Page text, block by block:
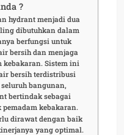
?
hydrant menjadi dua
dibutuhkan dalam
berfungsi untuk
bersih dan menjaga
kebakaran. Sistem ini
bersih terdistribusi
bangunan,
bertindak sebagai
kebakaran.
dirawat dengan baik
yang optimal.